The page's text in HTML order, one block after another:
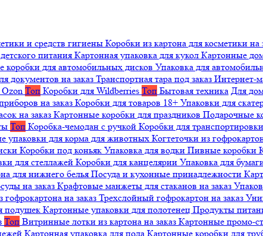
и средств гигиены Коробки из картона для косметики на
питания Картонная упаковка для кукол Картонные
коробки для автомобильных дисков Упаковка для
документов на заказ Транспортная тара под заказ Интернет-
Топ Коробки для Wildberries Топ Бытовая техника Для
на заказ Коробки для товаров 18+ Упаковки для
на заказ Картонные коробки для праздников Подарочные
Топ Коробка-чемодан с ручкой Коробки для
упаковки для корма для животных Когтеточки из
Коробки под коньяк Упаковка для водки Пивные коробки
для стеллажей Коробки для канцелярии Упаковка для
для нижнего белья Посуда и кухонные принадлежности
на заказ Крафтовые манжеты для стаканов на заказ
на заказ Трехслойный гофрокартон на заказ
подушек Картонные упаковки для полотенец Продукты
Топ Витринные лотки из картона на заказ Картонные промо-
Картонная упаковка для пола Картонные коробки для